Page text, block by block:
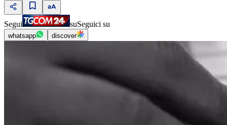
Segui suSeguici su
whatsapp discover